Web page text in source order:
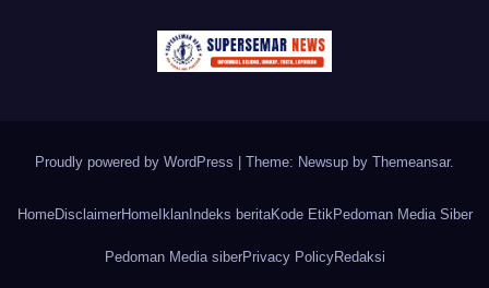
Proudly powered by WordPress Theme: Newsup by Themeansar.
HomeDisclaimerHomeIklanIndeks beritaKode EtikPedoman Media Siber
Pedoman Media siberPrivacy PolicyRedaksi